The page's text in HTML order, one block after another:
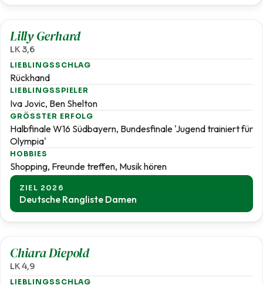
Lilly Gerhard
LK 3,6
LIEBLINGSSCHLAG
Rückhand
LIEBLINGSSPIELER
Iva Jovic, Ben Shelton
GRÖSSTER ERFOLG
Halbfinale W16 Südbayern, Bundesfinale 'Jugend trainiert für
Olympia'
HOBBIES
Shopping, Freunde treffen, Musik hören
ZIEL 2026
Deutsche Rangliste Damen
Chiara Diepold
LK 4,9
LIEBLINGSSCHLAG